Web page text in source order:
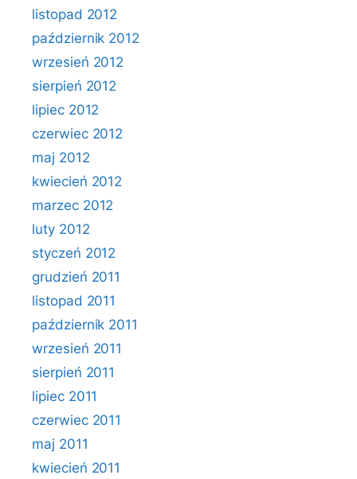
listopad 2012
październik 2012
wrzesień 2012
sierpień 2012
lipiec 2012
czerwiec 2012
maj 2012
kwiecień 2012
marzec 2012
luty 2012
styczeń 2012
grudzień 2011
listopad 2011
październik 2011
wrzesień 2011
sierpień 2011
lipiec 2011
czerwiec 2011
maj 2011
kwiecień 2011